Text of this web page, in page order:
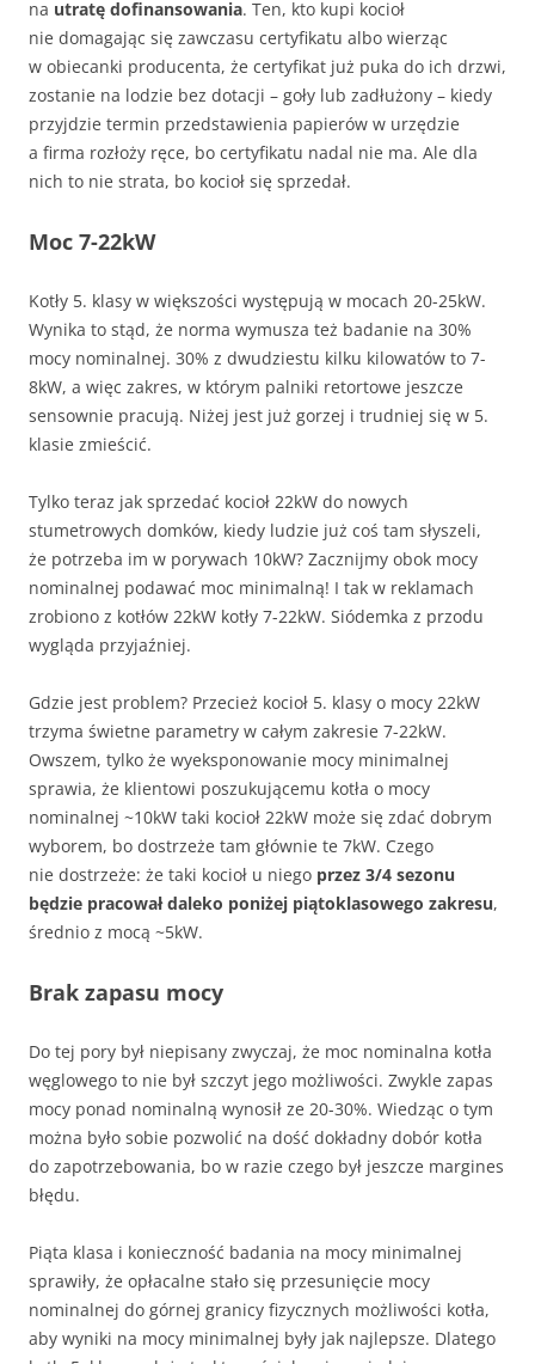
na utratę dofinansowania. Ten, kto kupi kocioł
nie domagając się zawczasu certyfikatu albo wierząc
w obiecanki producenta, że certyfikat już puka do ich drzwi,
zostanie na lodzie bez dotacji – goły lub zadłużony – kiedy
przyjdzie termin przedstawienia papierów w urzędzie
a firma rozłoży ręce, bo certyfikatu nadal nie ma. Ale dla
nich to nie strata, bo kocioł się sprzedał.
Moc 7-22kW
Kotły 5. klasy w większości występują w mocach 20-25kW.
Wynika to stąd, że norma wymusza też badanie na 30%
mocy nominalnej. 30% z dwudziestu kilku kilowatów to 7-
8kW, a więc zakres, w którym palniki retortowe jeszcze
sensownie pracują. Niżej jest już gorzej i trudniej się w 5.
klasie zmieścić.
Tylko teraz jak sprzedać kocioł 22kW do nowych
stumetrowych domków, kiedy ludzie już coś tam słyszeli,
że potrzeba im w porywach 10kW? Zacznijmy obok mocy
nominalnej podawać moc minimalną! I tak w reklamach
zrobiono z kotłów 22kW kotły 7-22kW. Siódemka z przodu
wygląda przyjaźniej.
Gdzie jest problem? Przecież kocioł 5. klasy o mocy 22kW
trzyma świetne parametry w całym zakresie 7-22kW.
Owszem, tylko że wyeksponowanie mocy minimalnej
sprawia, że klientowi poszukującemu kotła o mocy
nominalnej ~10kW taki kocioł 22kW może się zdać dobrym
wyborem, bo dostrzeże tam głównie te 7kW. Czego
nie dostrzeże: że taki kocioł u niego przez 3/4 sezonu
będzie pracował daleko poniżej piątoklasowego zakresu,
średnio z mocą ~5kW.
Brak zapasu mocy
Do tej pory był niepisany zwyczaj, że moc nominalna kotła
węglowego to nie był szczyt jego możliwości. Zwykle zapas
mocy ponad nominalną wynosił ze 20-30%. Wiedząc o tym
można było sobie pozwolić na dość dokładny dobór kotła
do zapotrzebowania, bo w razie czego był jeszcze margines
błędu.
Piąta klasa i konieczność badania na mocy minimalnej
sprawiły, że opłacalne stało się przesunięcie mocy
nominalnej do górnej granicy fizycznych możliwości kotła,
aby wyniki na mocy minimalnej były jak najlepsze. Dlatego